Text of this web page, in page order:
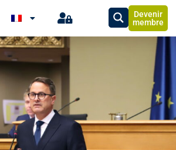
Devenir
membre